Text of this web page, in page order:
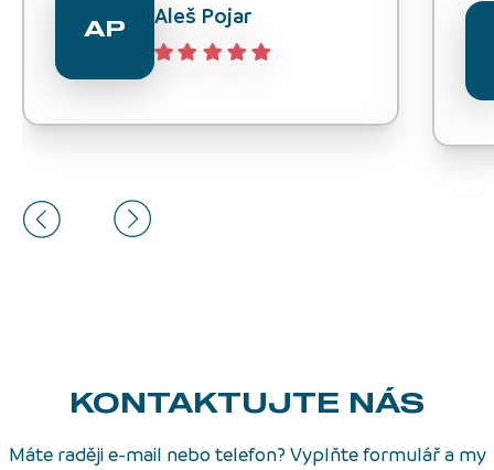
AP Aleš Pojar
KONTAKTUJTE NÁS
Máte raději e-mail nebo telefon? Vyplňte formulář a my